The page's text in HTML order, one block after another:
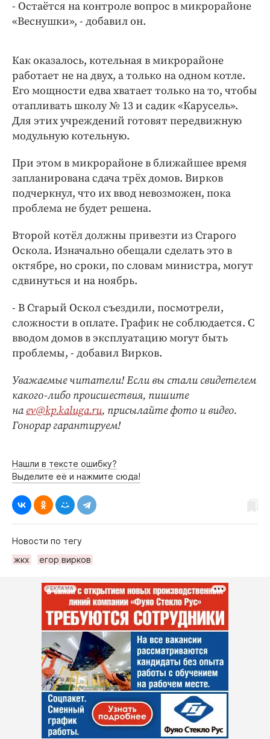
- Остаётся на контроле вопрос в микрорайоне
«Веснушки», - добавил он.
Как оказалось, котельная в микрорайоне
работает не на двух, а только на одном котле.
Его мощности едва хватает только на то, чтобы
отапливать школу № 13 и садик «Карусель».
Для этих учреждений готовят передвижную
модульную котельную.
При этом в микрорайоне в ближайшее время
запланирована сдача трёх домов. Вирков
подчеркнул, что их ввод невозможен, пока
проблема не будет решена.
Второй котёл должны привезти из Старого
Оскола. Изначально обещали сделать это в
октябре, но сроки, по словам министра, могут
сдвинуться и на ноябрь.
- В Старый Оскол съездили, посмотрели,
сложности в оплате. График не соблюдается. С
вводом домов в эксплуатацию могут быть
проблемы, - добавил Вирков.
Уважаемые читатели! Если вы стали свидетелем
какого-либо происшествия, пишите
наev@kp.kaluga.ru, присылайте фото и видео.
Гонорар гарантируем!
Нашли в тексте ошибку?
Выделите её и нажмите сюда!
Новости по тегу
жкх
егор вирков
РЕКЛАМА